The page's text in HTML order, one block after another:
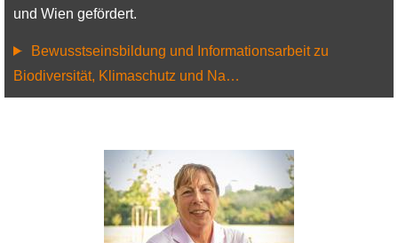
und Wien gefördert.
Bewusstseinsbildung und Informationsarbeit zu
Biodiversität, Klimaschutz und Na…